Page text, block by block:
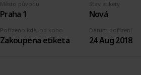
Pořízeno kde, od koho
Zakoupena etiketa
Stav etikety
Nová
Datum pořízení
24 Aug 2018
Město původu
Praha 1